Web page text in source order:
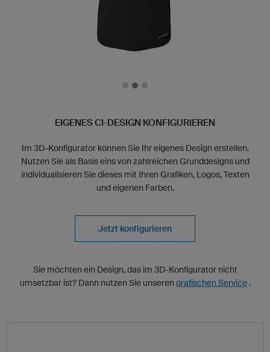
EIGENES CI-DESIGN KONFIGURIEREN
Im 3D-Konfigurator können Sie Ihr eigenes Design erstellen.
Nutzen Sie als Basis eins von zahlreichen Grunddesigns und
individualisieren Sie dieses mit Ihren Grafiken, Logos, Texten
und eigenen Farben.
Jetzt konfigurieren
Sie möchten ein Design, das im 3D-Konfigurator nicht
umsetzbar ist? Dann nutzen Sie unseren grafischen Service.